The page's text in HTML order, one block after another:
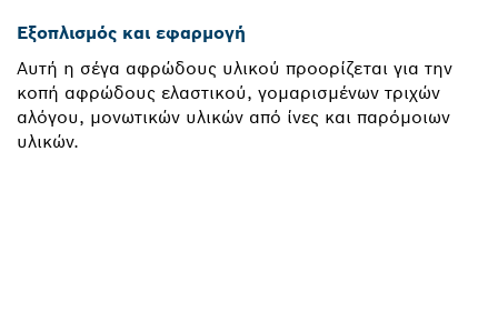
Εξοπλισμός και εφαρμογή
Αυτή η σέγα αφρώδους υλικού προορίζεται για την
κοπή αφρώδους ελαστικού, γομαρισμένων τριχών
αλόγου, μονωτικών υλικών από ίνες και παρόμοιων
υλικών.